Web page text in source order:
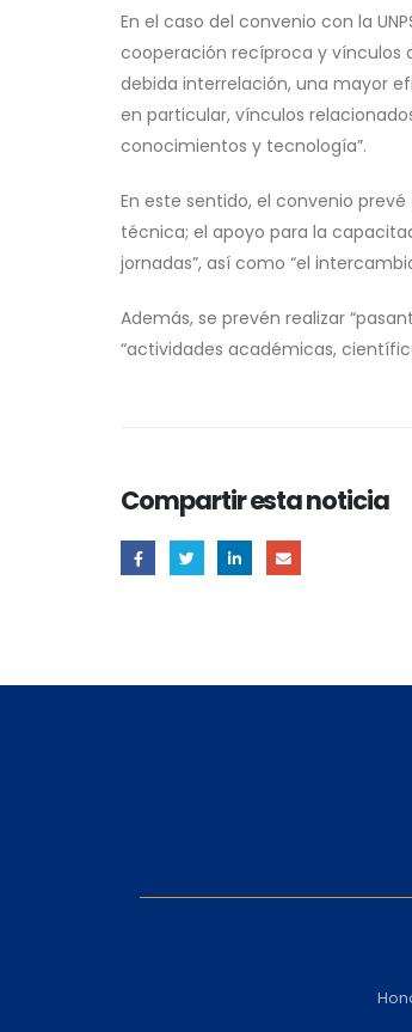
En el caso del convenio con la
cooperación recíproca y vínculos
debida interrelación, una mayor
en particular, vínculos
conocimientos y tecnología”.
En este sentido, el convenio
técnica; el apoyo para la
jornadas”, así como “el
Además, se prevén realizar
“actividades académicas,
Compartir esta noticia